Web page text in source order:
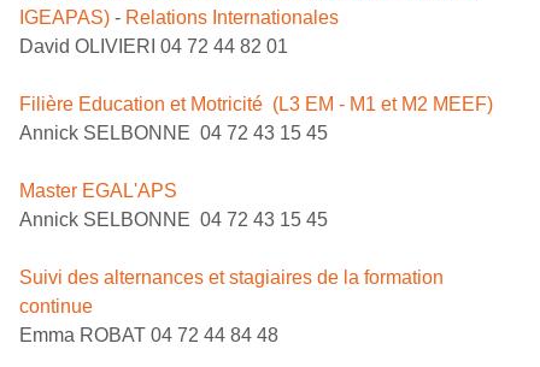
IGEAPAS) - Relations Internationales
David OLIVIERI 04 72 44 82 01
Filière Education et Motricité (L3 EM - M1 et M2 MEEF)
Annick SELBONNE 04 72 43 15 45
Master EGAL'APS
Annick SELBONNE 04 72 43 15 45
Suivi des alternances et stagiaires de la formation
continue
Emma ROBAT 04 72 44 84 48